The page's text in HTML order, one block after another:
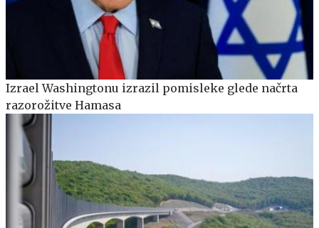
Izrael Washingtonu izrazil pomisleke glede načrta
razorožitve Hamasa